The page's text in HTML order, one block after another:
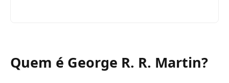
Quem é George R. R. Martin?